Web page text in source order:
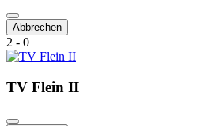
Abbrechen
2 - 0
TV Flein II